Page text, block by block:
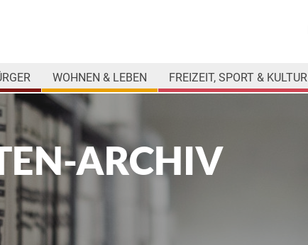
WOHNEN & LEBEN FREIZEIT, SPORT & KULTUR
ARCHIV